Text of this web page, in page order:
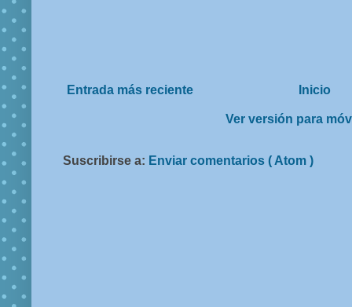
Entrada más reciente Inicio
Ver versión para
Suscribirse a: Enviar comentarios ( Atom )